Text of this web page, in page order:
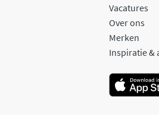
Vacatures
Over ons
Merken
Inspiratie &